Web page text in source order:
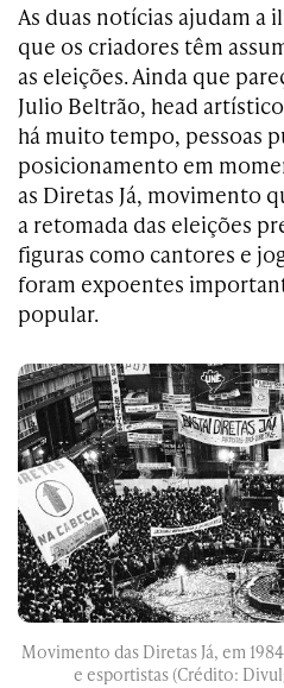
As duas notícias ajudam a
que os criadores têm
as eleições. Ainda que
Julio Beltrão, head
há muito tempo, pessoas
posicionamento em
as Diretas Já, movimento
a retomada das eleições
figuras como cantores e
foram expoentes
popular.
Movimento das Diretas Já, em
e esportistas (Crédito: